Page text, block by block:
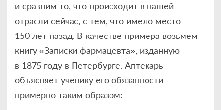
и сравним то, что происходит в нашей
отрасли сейчас, с тем, что имело место
150 лет назад. В качестве примера возьмем
книгу «Записки фармацевта», изданную
в 1875 году в Петербурге. Аптекарь
объясняет ученику его обязанности
примерно таким образом: